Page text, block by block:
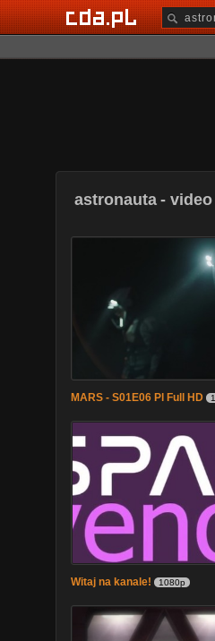
astronauta - video
MARS - S01E06 Pl Full HD
Witaj na kanale! 1080p